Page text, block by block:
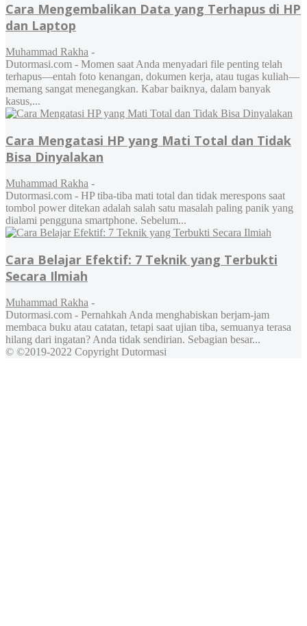
Cara Mengembalikan Data yang Terhapus di HP
dan Laptop
Muhammad Rakha -
Dutormasi.com - Momen saat Anda menyadari file penting telah
terhapus—entah foto kenangan, dokumen kerja, atau tugas kuliah—
memang sangat menegangkan. Kabar baiknya, dalam banyak
kasus,...
Cara Mengatasi HP yang Mati Total dan Tidak
Bisa Dinyalakan
Muhammad Rakha -
Dutormasi.com - HP tiba-tiba mati total dan tidak merespons saat
tombol power ditekan adalah salah satu masalah paling panik yang
dialami pengguna smartphone. Sebelum...
Cara Belajar Efektif: 7 Teknik yang Terbukti
Secara Ilmiah
Muhammad Rakha -
Dutormasi.com - Pernahkah Anda menghabiskan berjam-jam
membaca buku atau catatan, tetapi saat ujian tiba, semuanya terasa
hilang dari ingatan? Anda tidak sendirian. Sebagian besar...
© ©2019-2022 Copyright Dutormasi